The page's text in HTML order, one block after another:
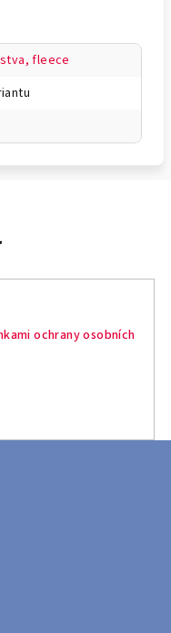
fleece
ochrany osobních